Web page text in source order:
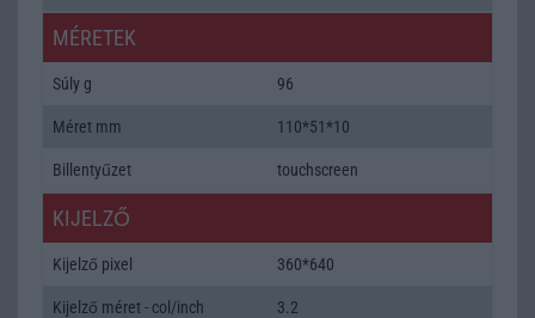
MÉRETEK
Súly g 96
Méret mm 110*51*10
Billentyűzet touchscreen
KIJELZŐ
Kijelző pixel 360*640
Kijelző méret - col/inch 3.2